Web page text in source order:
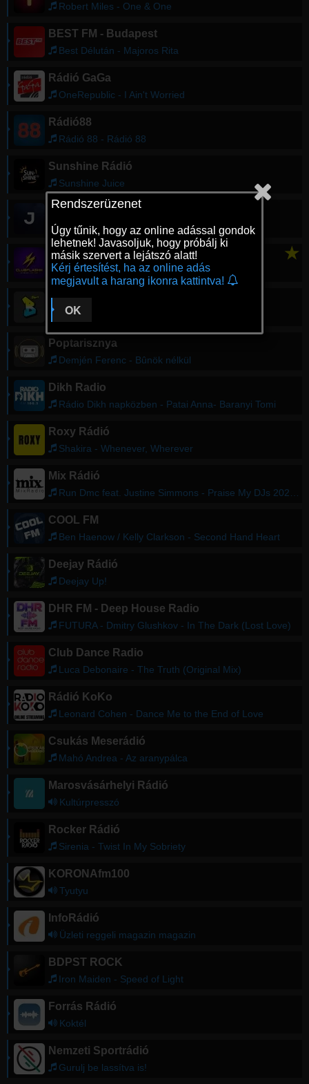
Robert Miles - One & One
BEST FM - Budapest
Best Délután - Majoros Rita
Rádió GaGa
OneRepublic - I Ain't Worried
Rádió88
Rádió 88 - Rádió 88
Sunshine Rádió
Sunshine Juice
Jazzy Rádió
deviyah - Palm Trees
CLUBFLASHH Radio ★
Noizu & Martin Ikin - Burnin'
Base FM
BSW - Szavak Nélkül
Poptarisznya
Demjén Ferenc - Bûnök nélkül
Dikh Radio
Rádio Dikh napközben - Patai Anna- Baranyi Tomi
Roxy Rádió
Shakira - Whenever, Wherever
Mix Rádió
Run Dmc feat. Justine Simmons - Praise My DJs 2021 (Jay Lambert Rework)
COOL FM
Ben Haenow / Kelly Clarkson - Second Hand Heart
Deejay Rádió
Deejay Up!
DHR FM - Deep House Radio
FUTURA - Dmitry Glushkov - In The Dark (Lost Love)
Club Dance Radio
Luca Debonaire - The Truth (Original Mix)
Rádió KoKo
Leonard Cohen - Dance Me to the End of Love
Csukás Meserádió
Mahó Andrea - Az aranypálca
Marosvásárhelyi Rádió
Kultúrpresszó
Rocker Rádió
Sirenia - Twist In My Sobriety
KORONAfm100
Tyutyu
InfoRádió
Üzleti reggeli magazin magazin
BDPST ROCK
Iron Maiden - Speed of Light
Forrás Rádió
Koktél
Nemzeti Sportrádió
Gurulj be lassítva is!
Rendszerüzenet
Úgy tűnik, hogy az online adással gondok
lehetnek! Javasoljuk, hogy próbálj ki
másik szervert a lejátszó alatt!
Kérj értesítést, ha az online adás
megjavult a harang ikonra kattintva!
OK